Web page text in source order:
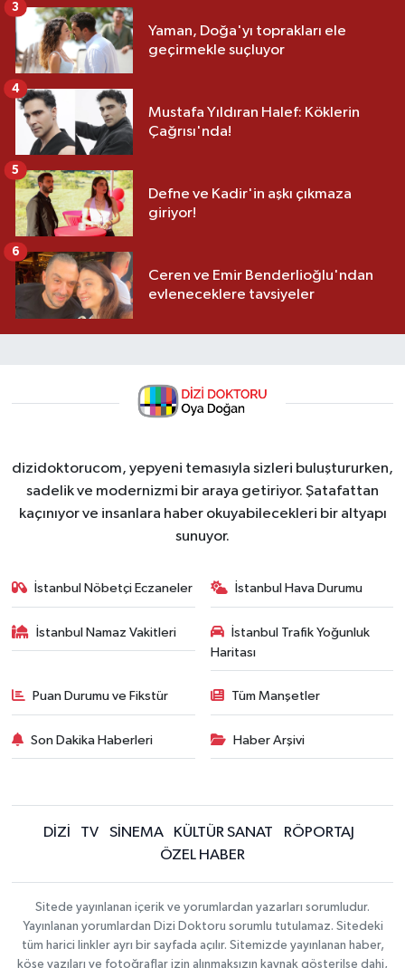
Yaman, Doğa'yı toprakları ele
geçirmekle suçluyor
3
Mustafa Yıldıran Halef: Köklerin
Çağrısı'nda!
4
Defne ve Kadir'in aşkı çıkmaza
giriyor!
5
Ceren ve Emir Benderlioğlu'ndan
evleneceklere tavsiyeler
6
dizidoktorucom, yepyeni temasıyla sizleri buluştururken,
sadelik ve modernizmi bir araya getiriyor. Şatafattan
kaçınıyor ve insanlara haber okuyabilecekleri bir altyapı
sunuyor.
İstanbul Nöbetçi Eczaneler İstanbul Hava Durumu
İstanbul Namaz Vakitleri
İstanbul Trafik Yoğunluk
Haritası
Puan Durumu ve Fikstür Tüm Manşetler
Son Dakika Haberleri Haber Arşivi
DİZİ TV SİNEMA KÜLTÜR SANAT
RÖPORTAJ
ÖZEL HABER
Sitede yayınlanan içerik ve yorumlardan yazarları sorumludur.
Yayınlanan yorumlardan Dizi Doktoru sorumlu tutulamaz. Sitedeki
tüm harici linkler ayrı bir sayfada açılır. Sitemizde yayınlanan haber,
köşe yazıları ve fotoğraflar izin alınmaksızın kaynak gösterilse dahi,